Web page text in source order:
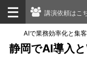
講演依頼はこ
AIで業務効率化と集
静岡でAI導入